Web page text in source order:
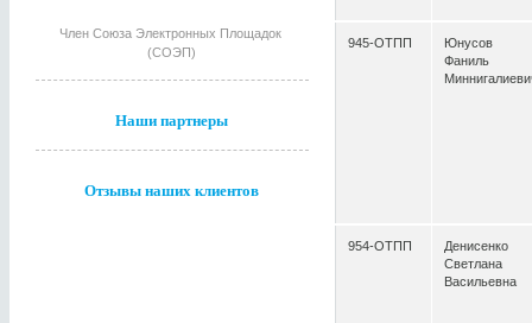
Член Союза Электронных Площадок
(СОЭП)
Наши партнеры
Отзывы наших клиентов
945-ОТПП
Юнусов
Фаниль
954-ОТПП
Денисенко
Светлана
Васильевна